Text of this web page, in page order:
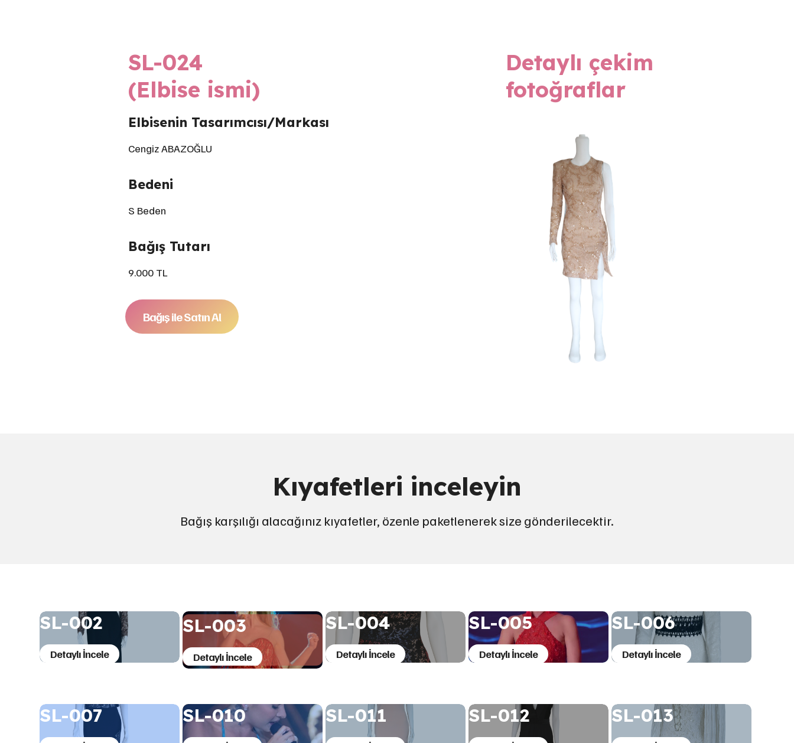
SL-024
(Elbise ismi)
Elbisenin Tasarımcısı/Markası
Cengiz ABAZOĞLU
Bedeni
S Beden
Bağış Tutarı
9.000 TL
Bağış ile Satın Al
Detaylı çekim
fotoğraflar
Kıyafetleri inceleyin
Bağış karşılığı alacağınız kıyafetler, özenle paketlenerek size gönderilecektir.
SL-002
Detaylı İncele
SL-003
Detaylı İncele
SL-004
Detaylı İncele
SL-005
Detaylı İncele
SL-006
Detaylı İncele
SL-007 SL-010 SL-011 SL-012 SL-013